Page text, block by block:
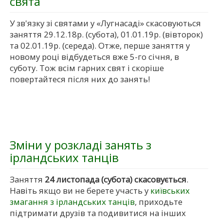
У зв'язку зі святами у «Лугнасаді» скасовуються
заняття 29.12.18р. (субота), 01.01.19р. (вівторок)
та 02.01.19р. (середа). Отже, перше заняття у
новому році відбудеться вже 5-го січня, в
суботу. Тож всім гарних свят і скоріше
повертайтеся після них до занять!
Зміни у розкладі занять з
ірландських танців
Заняття 24 листопада (субота) скасовується.
Навіть якщо ви не берете участь у київських
змагання з ірландських танців, приходьте
підтримати друзів та подивитися на інших